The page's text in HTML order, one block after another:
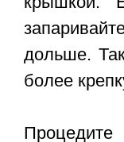
дольше.
более